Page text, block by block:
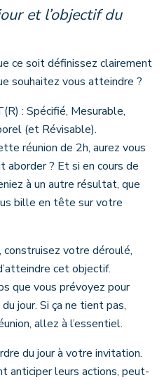
et l’objectif du
ce soit définissez clairement
souhaitez vous atteindre ?
: Spécifié, Mesurable,
(et Révisable).
réunion de 2h, aurez vous
? Et si en cours de
à un autre résultat, que
bille en tête sur votre
votre déroulé,
cet objectif.
que vous prévoyez pour
jour. Si ça ne tient pas,
allez à l’essentiel.
du jour à votre invitation.
anticiper leurs actions, peut-